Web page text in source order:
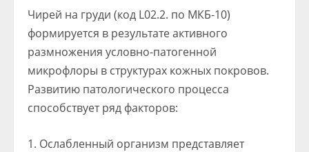
Чирей на груди (код L02.2. по МКБ-10)
формируется в результате активного
размножения условно-патогенной
микрофлоры в структурах кожных покровов.
Развитию патологического процесса
способствует ряд факторов:
Ослабленный организм представляет